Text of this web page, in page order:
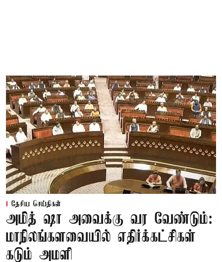
தேசிய செய்திகள்
அமித் ஷா அவைக்கு வர வேண்டும்:
மாநிலங்களவையில் எதிர்க்கட்சிகள்
கடும் அமளி